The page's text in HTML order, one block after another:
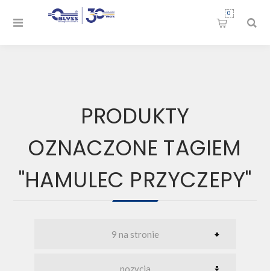
0
PRODUKTY
OZNACZONE TAGIEM
"HAMULEC PRZYCZEPY"